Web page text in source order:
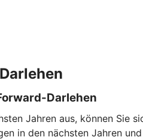
Darlehen
Jahren aus, können Sie
in den nächsten Jahren